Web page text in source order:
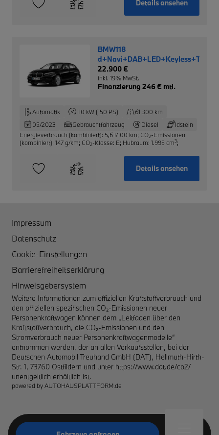
Details ansehen
BMW118
22.900 €
inkl. 19% MwSt.
Finanzierung 246 € mtl.
Automatik 110 kW (150 PS)
61.300 km
05/2023
Gebrauchtfahrzeug Diesel
Idstein
Energieverbrauch (kombiniert): 5,6 l/100 km; CO2-Emissionen
(kombiniert): 147 g/km; CO2-Klasse: E; Hubraum: 1.995 cm3;
Details ansehen
Impressum
Datenschutz
Cookie-Einstellungen
Barrierefreiheitserklärung
Hinweisgebersystem
Weitere Informationen zum offiziellen Kraftstoffverbrauch und
den offiziellen spezifischen CO₂-Emissionen neuer
Personenkraftwagen können dem „Leitfaden über den
Kraftstoffverbrauch, die CO₂-Emissionen und den
Stromverbrauch neuer Personenkraftwagenmodelle“
entnommen werden, der an allen Verkaufsstellen, bei der
Deutschen Automobil Treuhand GmbH (DAT), Hellmuth-Hirth-
Str. 1, 73760 Ostfildern und unter https://www.dat.de/co2/
unentgeltlich erhältlich ist.
powered byAUTOHAUSPLATTFORM.de